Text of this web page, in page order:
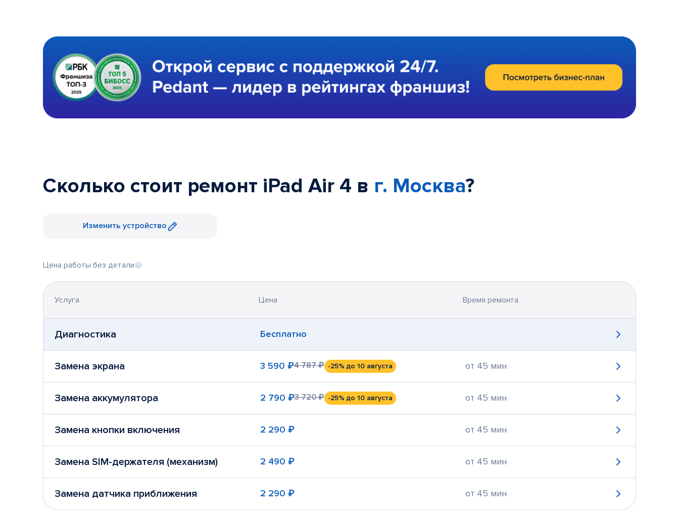
Сколько стоит ремонт iPad Air 4 в г. Москва?
Изменить устройство
Цена работы без детали
Услуга Цена Время ремонта
Диагностика Бесплатно
Замена экрана 3 590 ₽4 787 ₽ -25% до 10 августа от 45 мин
Замена аккумулятора 2 790 ₽3 720 ₽ -25% до 10 августа от 45 мин
Замена кнопки включения 2 290 ₽ от 45 мин
Замена SIM-держателя (механизм) 2 490 ₽ от 45 мин
Замена датчика приближения 2 290 ₽ от 45 мин